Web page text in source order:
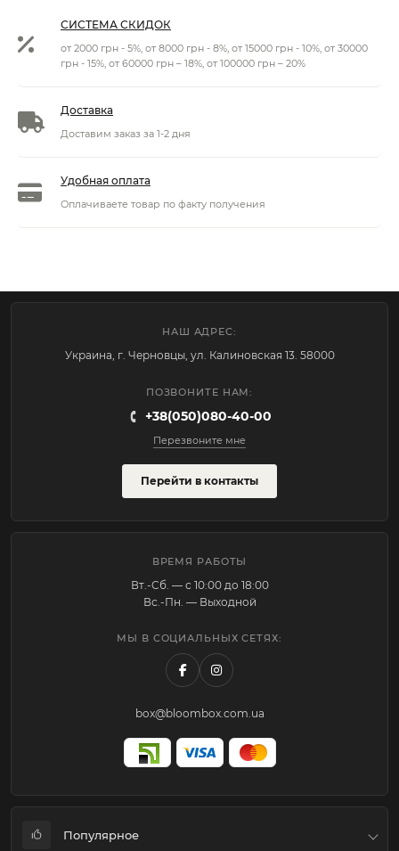
СИСТЕМА СКИДОК
от 2000 грн - 5%, от 8000 грн - 8%, от 15000 грн - 10%, от 30000
грн - 15%, от 60000 грн – 18%, от 100000 грн – 20%
Доставка
Доставим заказ за 1-2 дня
Удобная оплата
Оплачиваете товар по факту получения
НАШ АДРЕС:
Украина, г. Черновцы, ул. Калиновская 13. 58000
ПОЗВОНИТЕ НАМ:
+38(050)080-40-00
Перезвоните мне
Перейти в контакты
ВРЕМЯ РАБОТЫ
Вт.-Cб. — с 10:00 до 18:00
Вс.-Пн. — Выходной
МЫ В СОЦИАЛЬНЫХ СЕТЯХ:
box@bloombox.com.ua
Популярное